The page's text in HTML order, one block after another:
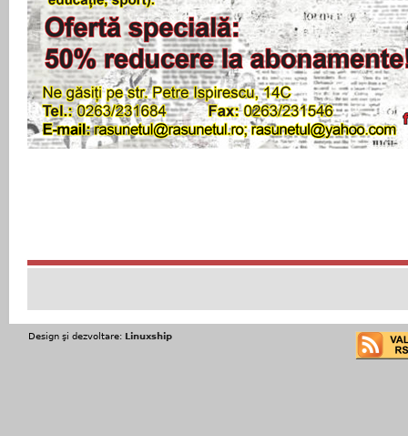
Design şi dezvoltare: Linuxship